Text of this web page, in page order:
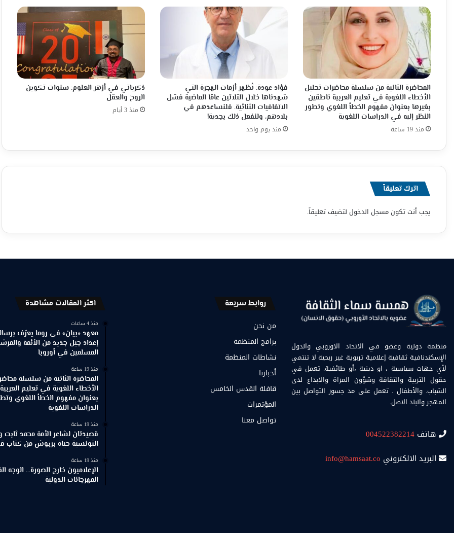
المحاضرة الثانية من سلسلة محاضرات تحليل
الأخطاء اللغوية في تعليم العربية ناطقين
بغيرها بعنوان مفهوم الخطأ اللغوي وتطور
النظر إليه في الدراسات اللغوية
منذ 19 ساعة
فؤاد عودة: تُظهر أزمات الهجرة التي
شهدناها خلال الثلاثين عامًا الماضية فشل
الاتفاقيات الثنائية. فلنساعدهم في
بلادهم، ولنفعل ذلك بجدية!
منذ يوم واحد
ذكرياتي في أزهر العلوم: سنوات تكوين
الروح والعقل
منذ 3 أيام
اترك تعليقاً
يجب أنت تكونمسجل الدخول لتضيف تعليقاً.
منظمة دولية وعضو في الاتحاد الاوروبي والدول
الإسكندنافية ثقافية إعلامية تربوية غير ربحية لا تنتمي
لأي جهات سياسية ، او دينية ،أو طائفية. تعمل في
حقول التربية والثقافة وشؤون المراة والابداع لدى
الشباب. والأطفال . تعمل على مد جسور التواصل بين
المهجر والبلد الاصل.
هاتف 004522382214
البريد الالكتروني info@hamsaat.co
روابط سريعة
من نحن
برامج المنظمة
نشاطات المنظمة
أخبارنا
قافلة القدس الخامس
المؤتمرات
تواصل معنا
اكثر المقالات مشاهدة
منذ 4 ساعات
معهد «بيان» في روما يعرّف
إعداد جيل جديد من الأئمة
المسلمين في أوروبا
منذ 19 ساعة
المحاضرة الثانية من سلسلة
الأخطاء اللغوية في تعليم
بعنوان مفهوم الخطأ اللغوي
الدراسات اللغوية
منذ 19 ساعة
قصيدتان لشاعر الأمة محمد ثابت
التونسية حياة بربوش من كتاب
منذ 19 ساعة
الإعلاميون خارج الصورة… الوجه
المهرجانات الدولية